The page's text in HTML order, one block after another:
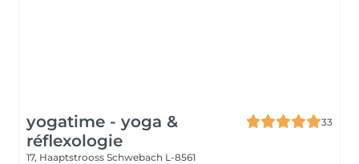
yogatime - yoga &
réflexologie
33
17, Haaptstrooss Schwebach L-8561